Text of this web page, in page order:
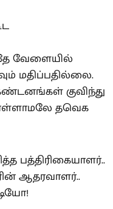
வேளையில்
மதிப்பதில்லை.
குவிந்து
தவெக